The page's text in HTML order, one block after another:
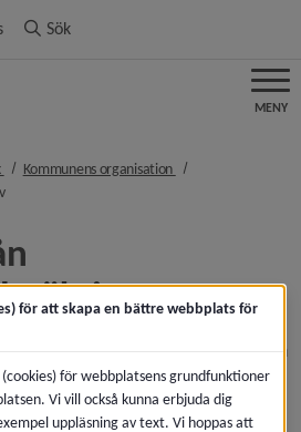
Sök
MENY
nivå i brödsmulenavigeringen
Kommunens organisation nivå i
nivå i brödsmulenavigeringen
tv från kommunfullmäktiges möten
publiceras i efterhand.
finns i menyn till
för att skapa en bättre webbplats för
för webbplatsens grundfunktioner
Vi vill också kunna erbjuda dig
uppläsning av text. Vi hoppas att